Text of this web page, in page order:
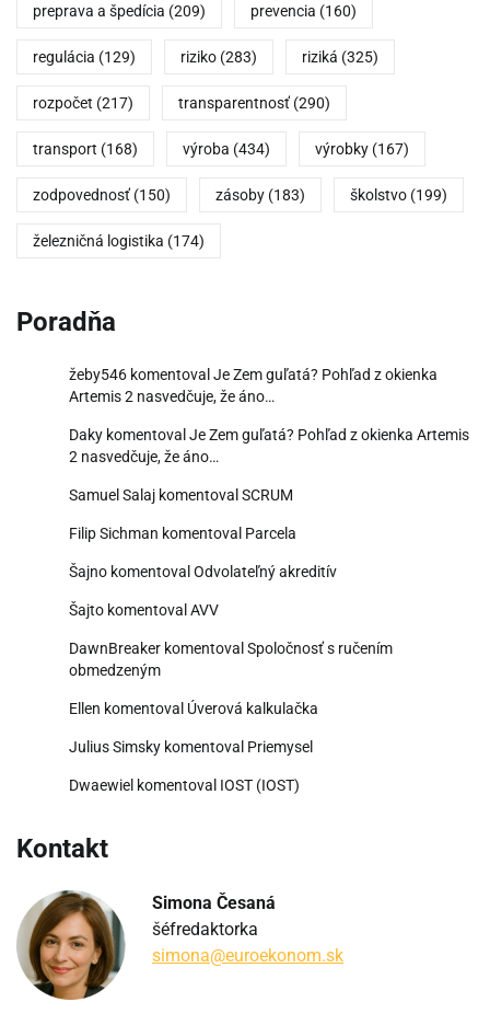
preprava a špedícia (209) prevencia (160)
regulácia (129) riziko (283) riziká (325)
rozpočet (217) transparentnosť (290)
transport (168) výroba (434) výrobky (167)
zodpovednosť (150) zásoby (183) školstvo (199)
železničná logistika (174)
Poradňa
žeby546 komentoval Je Zem guľatá? Pohľad z okienka
Artemis 2 nasvedčuje, že áno…
Daky komentoval Je Zem guľatá? Pohľad z okienka Artemis
2 nasvedčuje, že áno…
Samuel Salaj komentoval SCRUM
Filip Sichman komentoval Parcela
Šajno komentoval Odvolateľný akreditív
Šajto komentoval AVV
DawnBreaker komentoval Spoločnosť s ručením
obmedzeným
Ellen komentoval Úverová kalkulačka
Julius Simsky komentoval Priemysel
Dwaewiel komentoval IOST (IOST)
Kontakt
Simona Česaná
šéfredaktorka
simona@euroekonom.sk